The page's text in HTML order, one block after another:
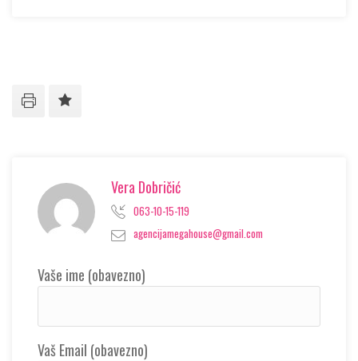
Vera Dobričić
063-10-15-119
agencijamegahouse@gmail.com
Vaše ime (obavezno)
Vaš Email (obavezno)